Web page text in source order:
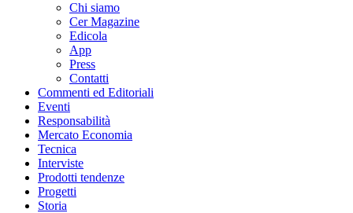
Chi siamo
Cer Magazine
Edicola
App
Press
Contatti
Commenti ed Editoriali
Eventi
Responsabilità
Mercato Economia
Tecnica
Interviste
Prodotti tendenze
Progetti
Storia